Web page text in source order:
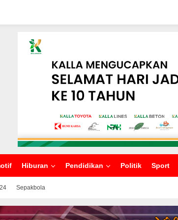
Hiburan Pendidikan Politik Sport
Sepakbola